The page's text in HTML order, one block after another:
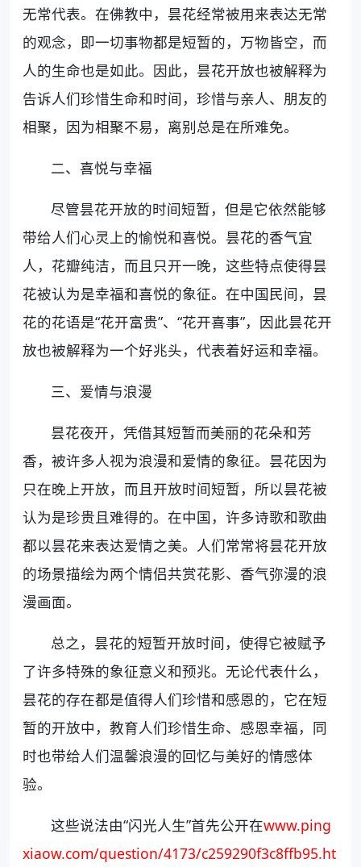
无常代表。在佛教中，昙花经常被用来表达无常
的观念，即一切事物都是短暂的，万物皆空，而
人的生命也是如此。因此，昙花开放也被解释为
告诉人们珍惜生命和时间，珍惜与亲人、朋友的
相聚，因为相聚不易，离别总是在所难免。
二、喜悦与幸福
尽管昙花开放的时间短暂，但是它依然能够
带给人们心灵上的愉悦和喜悦。昙花的香气宜
人，花瓣纯洁，而且只开一晚，这些特点使得昙
花被认为是幸福和喜悦的象征。在中国民间，昙
花的花语是“花开富贵”、“花开喜事”，因此昙花开
放也被解释为一个好兆头，代表着好运和幸福。
三、爱情与浪漫
昙花夜开，凭借其短暂而美丽的花朵和芳
香，被许多人视为浪漫和爱情的象征。昙花因为
只在晚上开放，而且开放时间短暂，所以昙花被
认为是珍贵且难得的。在中国，许多诗歌和歌曲
都以昙花来表达爱情之美。人们常常将昙花开放
的场景描绘为两个情侣共赏花影、香气弥漫的浪
漫画面。
总之，昙花的短暂开放时间，使得它被赋予
了许多特殊的象征意义和预兆。无论代表什么，
昙花的存在都是值得人们珍惜和感恩的，它在短
暂的开放中，教育人们珍惜生命、感恩幸福，同
时也带给人们温馨浪漫的回忆与美好的情感体
验。
这些说法由“闪光人生”首先公开在www.ping
xiaow.com/question/4173/c259290f3c8ffb95.ht